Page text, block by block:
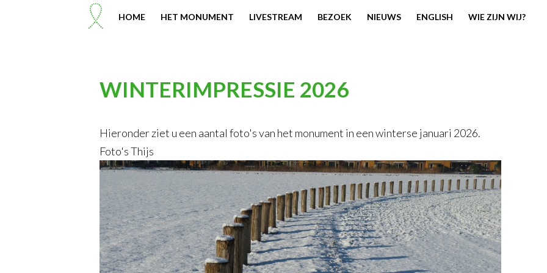
HOME HET MONUMENT LIVESTREAM BEZOEK NIEUWS ENGLISH WIE ZIJN WIJ?
WINTERIMPRESSIE 2026
Hieronder ziet u een aantal foto's van het monument in een winterse januari 2026.
Foto's Thijs